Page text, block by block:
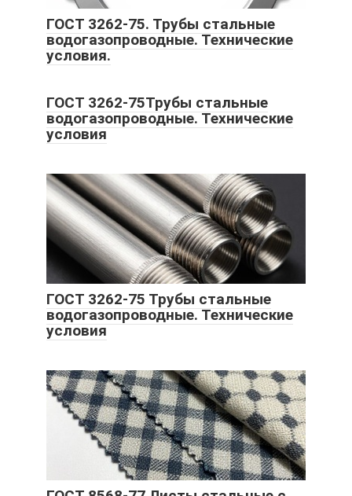
ГОСТ 3262-75. Трубы стальные
водогазопроводные. Технические
условия.
ГОСТ 3262-75Трубы стальные
водогазопроводные. Технические
условия
ГОСТ 3262-75 Трубы стальные
водогазопроводные. Технические
условия